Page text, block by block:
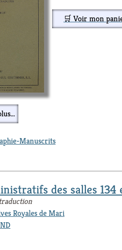
🛒 Voir mon
Manuscrits
des salles
Royales de Mari